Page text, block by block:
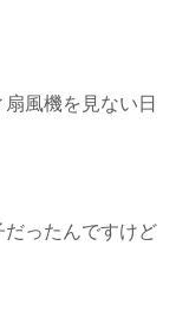
風機を見ない日
ったんですけど